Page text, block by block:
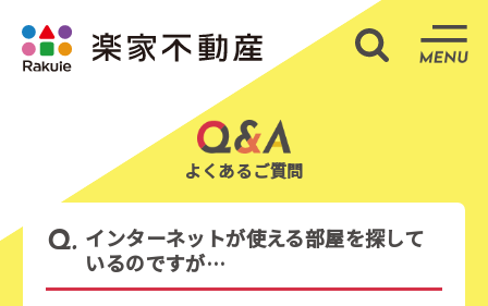
よくあるご質問
インターネットが使える部屋を探して
いるのですが…